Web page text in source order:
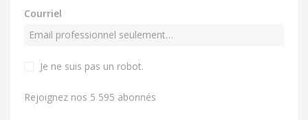
Courriel
Je ne suis pas un robot.
Rejoignez nos 5 595 abonnés